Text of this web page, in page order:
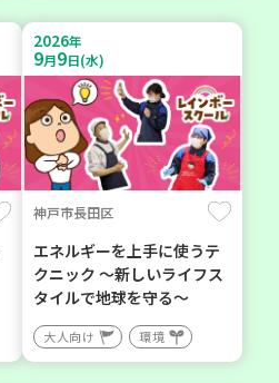
2026年
9月9日(水)
神戸市長田区
エネルギーを上手に使うテ
クニック ～新しいライフス
タイルで地球を守る～
大人向け 環境